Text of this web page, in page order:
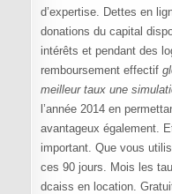
d’expertise. Dettes en
donations du capital
intérêts et pendant des
remboursement effectif
meilleur taux une
l’année 2014 en
avantageux également.
important. Que vous
ces 90 jours. Mois les
dcaiss en location.